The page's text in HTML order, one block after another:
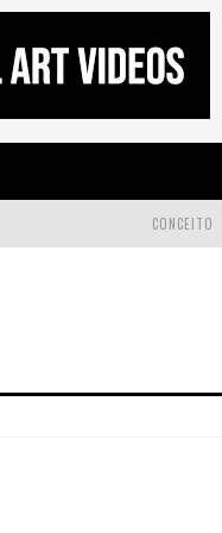
CONCEITO